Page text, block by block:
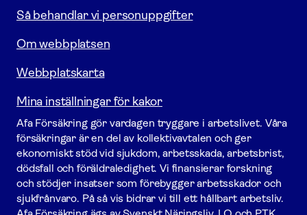
Så behandlar vi personuppgifter
Om webbplatsen
Webbplatskarta
Mina inställningar för kakor
Afa För­säkring gör vardagen tryggare i arbetslivet. Våra
försäk­ringar är en del av kollektivavtalen och ger
ekonomiskt stöd vid sjukdom, arbetsskada, arbetsbrist,
dödsfall och föräldraledighet. Vi finansierar forskning
och stödjer insatser som förebygger arbets­skador och
sjukfrånvaro. På så vis bidrar vi till ett hållbart arbetsliv.